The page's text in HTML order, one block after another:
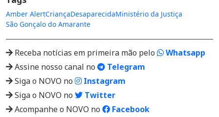
Amber AlertCriançaDesaparecidaMinistério da Justiça
São Gonçalo do Amarante
Receba notícias em primeira mão pelo
Whatsapp
Assine nosso canal no
Telegram
Siga o NOVO no
Instagram
Siga o NOVO no
Twitter
Acompanhe o NOVO no
Facebook